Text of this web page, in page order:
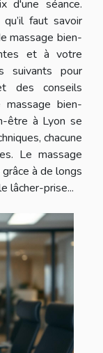
d'une séance.
faut savoir
massage bien-
et à votre
suivants pour
des conseils
massage bien-
être à Lyon se
chacune
Le massage
à de longs
lâcher-prise...